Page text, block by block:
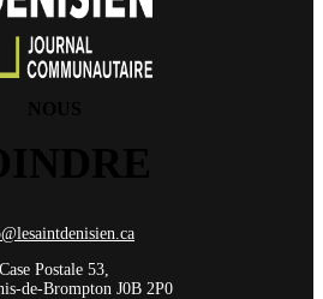
Case Postale 53,
de-Brompton J0B 2P0